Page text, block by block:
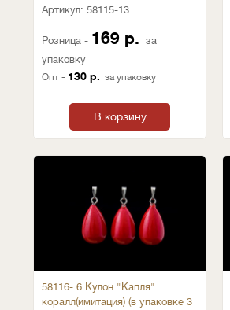
Артикул: 58115-13
Розница - 169 р. за
упаковку
Опт - 130 р. за упаковку
В корзину
58116- 6 Кулон "Капля"
коралл(имитация) (в упаковке 3